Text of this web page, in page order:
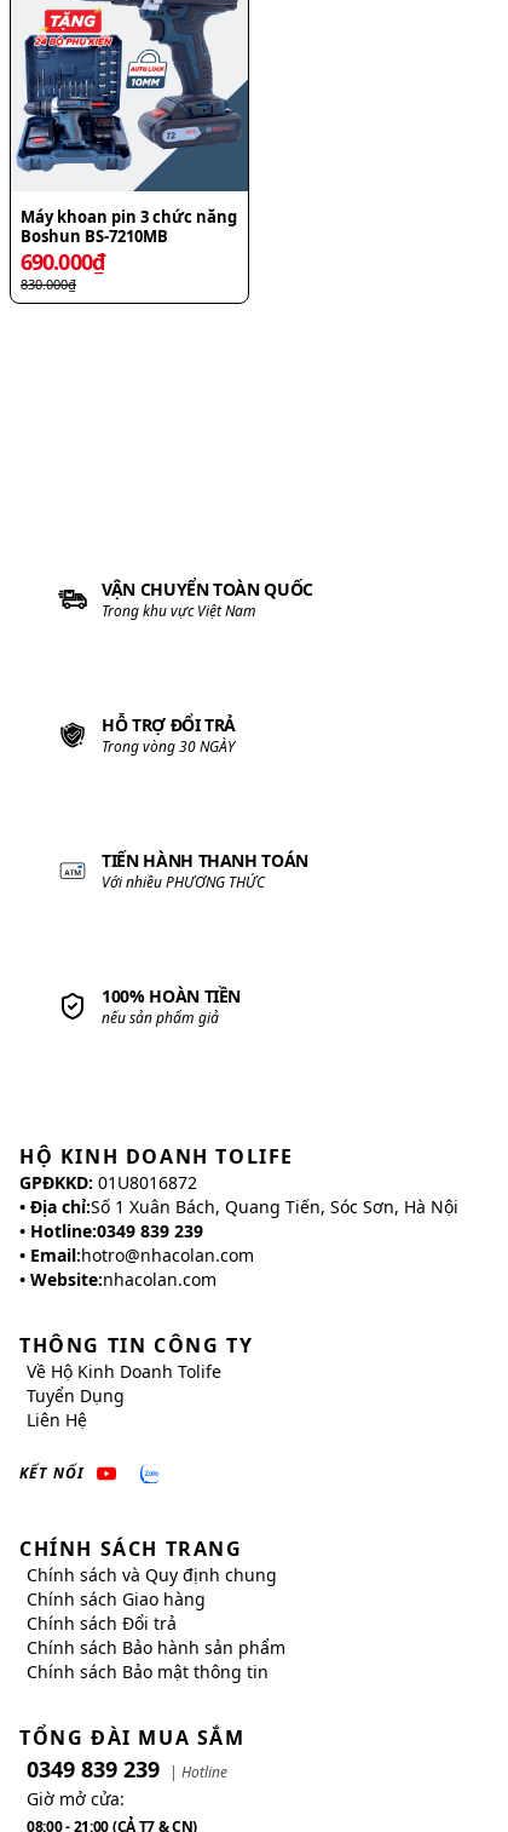
Máy khoan pin 3 chức năng
Boshun BS-7210MB
690.000₫
830.000₫
VẬN CHUYỂN TOÀN QUỐC
Trong khu vực Việt Nam
HỖ TRỢ ĐỔI TRẢ
Trong vòng 30 NGÀY
TIẾN HÀNH THANH TOÁN
Với nhiều PHƯƠNG THỨC
100% HOÀN TIỀN
nếu sản phẩm giả
HỘ KINH DOANH TOLIFE
GPĐKKD: 01U8016872
• Địa chỉ:Số 1 Xuân Bách, Quang Tiến, Sóc Sơn, Hà Nội
• Hotline:0349 839 239
• Email:hotro@nhacolan.com
• Website:nhacolan.com
THÔNG TIN CÔNG TY
Về Hộ Kinh Doanh Tolife
Tuyển Dụng
Liên Hệ
KẾT NỐI
CHÍNH SÁCH TRANG
Chính sách và Quy định chung
Chính sách Giao hàng
Chính sách Đổi trả
Chính sách Bảo hành sản phẩm
Chính sách Bảo mật thông tin
TỔNG ĐÀI MUA SẮM
0349 839 239 | Hotline
Giờ mở cửa:
08:00 - 21:00 (CẢ T7 & CN)